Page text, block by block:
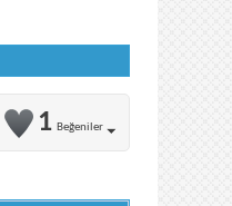
1 Beğeniler